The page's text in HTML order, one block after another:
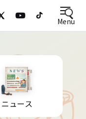
Menu
ニュース